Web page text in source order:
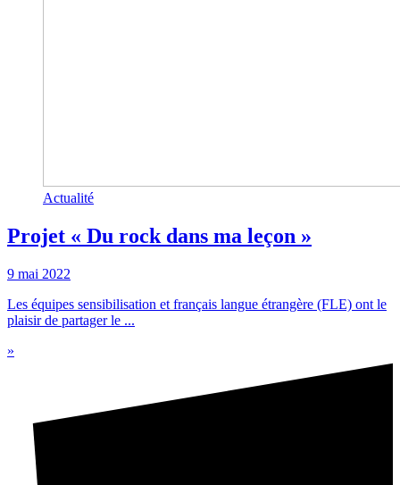
Actualité
Projet « Du rock dans ma leçon »
9 mai 2022
Les équipes sensibilisation et français langue étrangère (FLE) ont le
plaisir de partager le ...
»